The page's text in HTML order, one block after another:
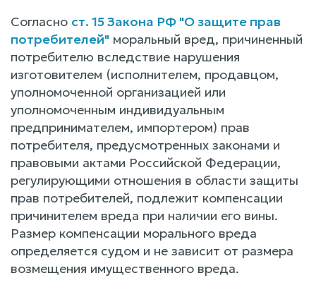
Согласно ст. 15 Закона РФ "О защите прав
потребителей" моральный вред, причиненный
потребителю вследствие нарушения
изготовителем (исполнителем, продавцом,
уполномоченной организацией или
уполномоченным индивидуальным
предпринимателем, импортером) прав
потребителя, предусмотренных законами и
правовыми актами Российской Федерации,
регулирующими отношения в области защиты
прав потребителей, подлежит компенсации
причинителем вреда при наличии его вины.
Размер компенсации морального вреда
определяется судом и не зависит от размера
возмещения имущественного вреда.